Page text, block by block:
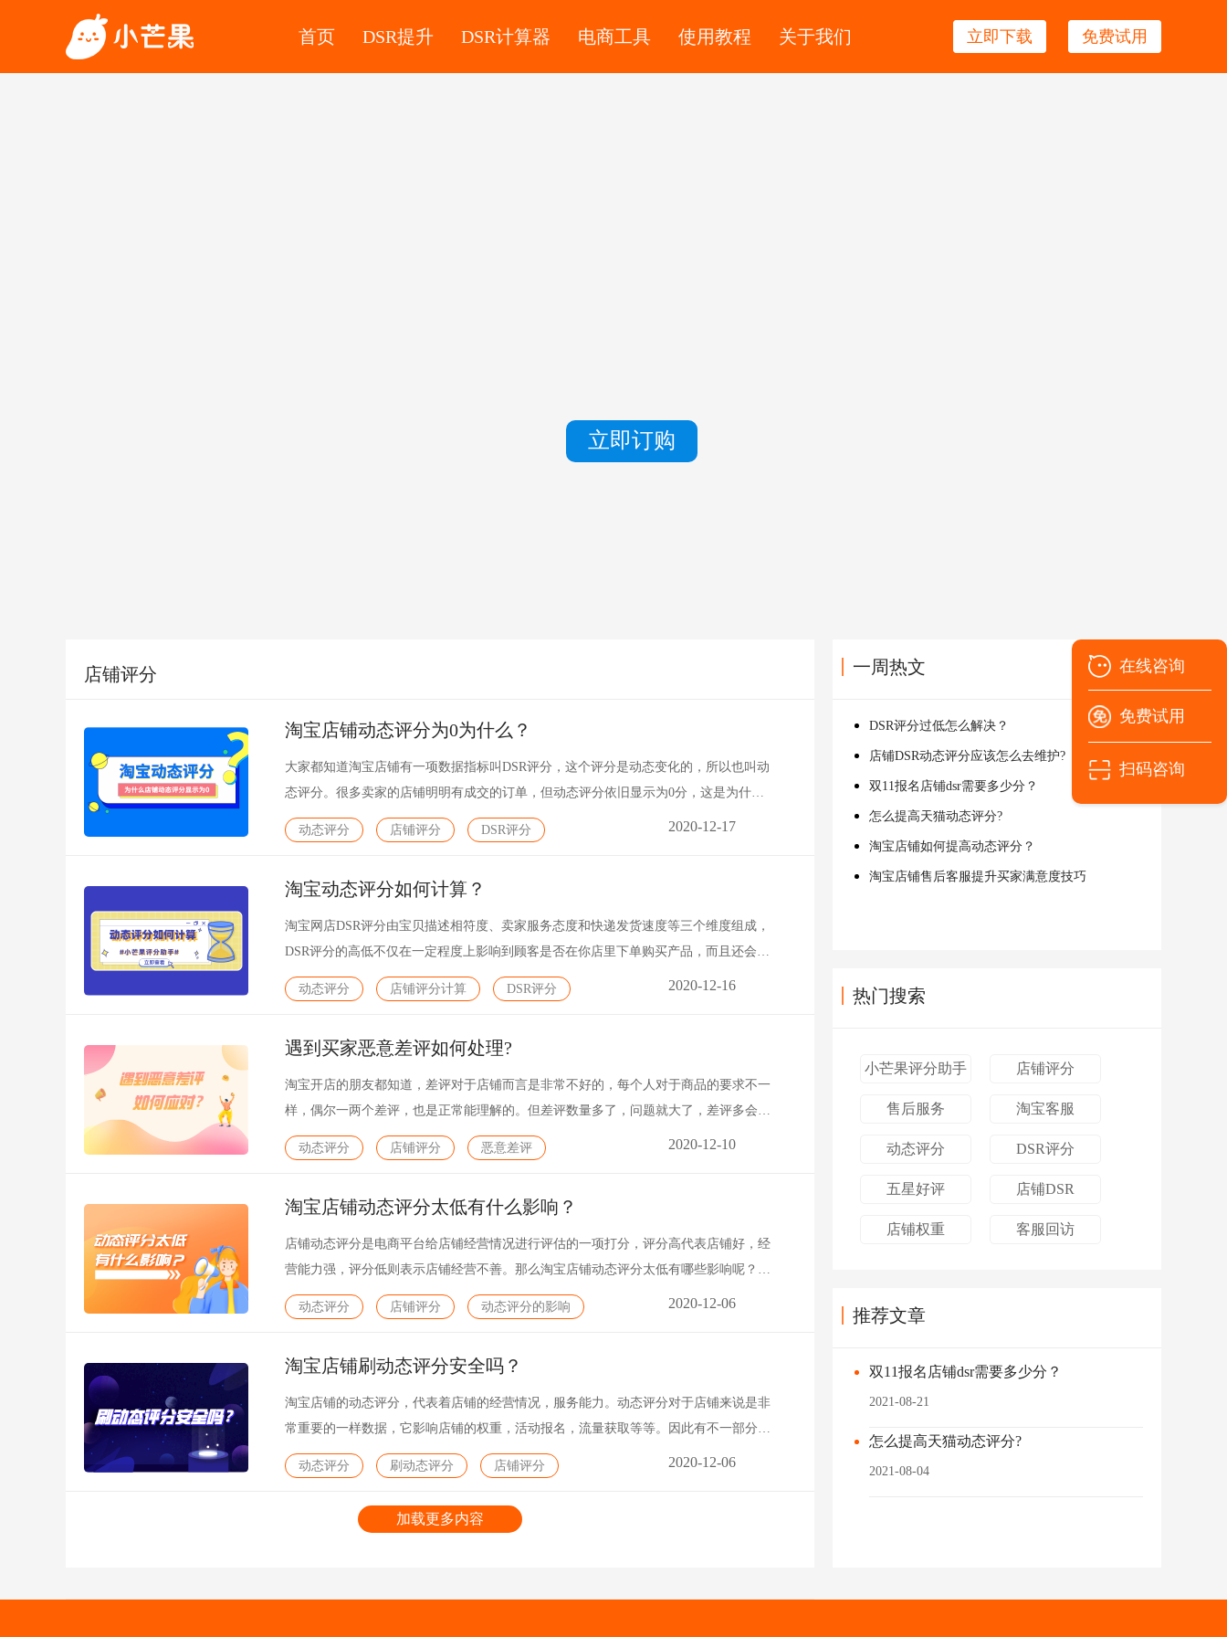
在线咨询
免费试用
扫码咨询
首页 DSR提升 DSR计算器 电商工具 使用教程 关于我们 立即下载 免费试用
立即订购
店铺评分
淘宝店铺动态评分为0为什么？
大家都知道淘宝店铺有一项数据指标叫DSR评分，这个评分是动态变化的，所以也叫动
态评分。很多卖家的店铺明明有成交的订单，但动态评分依旧显示为0分，这是为什么
呢？下面和小芒果一起来了解一下原因吧。
2020-12-17
动态评分 店铺评分 DSR评分
淘宝动态评分如何计算？
淘宝网店DSR评分由宝贝描述相符度、卖家服务态度和快递发货速度等三个维度组成，
DSR评分的高低不仅在一定程度上影响到顾客是否在你店里下单购买产品，而且还会影
响到宝贝的权重，在淘宝的搜索排名。
2020-12-16
动态评分 店铺评分计算 DSR评分
遇到买家恶意差评如何处理?
淘宝开店的朋友都知道，差评对于店铺而言是非常不好的，每个人对于商品的要求不一
样，偶尔一两个差评，也是正常能理解的。但差评数量多了，问题就大了，差评多会降
低宝贝的搜索排名，会影响买家购物决策，让买家对宝贝和店铺产生怀疑态度。那么当
我们遇到买家恶意差评该如何处理呢?
2020-12-10
动态评分 店铺评分 恶意差评
淘宝店铺动态评分太低有什么影响？
店铺动态评分是电商平台给店铺经营情况进行评估的一项打分，评分高代表店铺好，经
营能力强，评分低则表示店铺经营不善。那么淘宝店铺动态评分太低有哪些影响呢？该
如何避免店铺评分过低呢？
2020-12-06
动态评分 店铺评分 动态评分的影响
淘宝店铺刷动态评分安全吗？
淘宝店铺的动态评分，代表着店铺的经营情况，服务能力。动态评分对于店铺来说是非
常重要的一样数据，它影响店铺的权重，活动报名，流量获取等等。因此有不一部分卖
家朋友想刷店铺的动态评分，快速实现动态评分飘红，这样的做法是否安全呢?下面一
起来了解一下吧。
2020-12-06
动态评分 刷动态评分 店铺评分
加载更多内容
一周热文
DSR评分过低怎么解决？
店铺DSR动态评分应该怎么去维护?
双11报名店铺dsr需要多少分？
怎么提高天猫动态评分?
淘宝店铺如何提高动态评分？
淘宝店铺售后客服提升买家满意度技巧
热门搜索
小芒果评分助手 店铺评分
售后服务 淘宝客服
动态评分 DSR评分
五星好评 店铺DSR
店铺权重 客服回访
推荐文章
双11报名店铺dsr需要多少分？
2021-08-21
怎么提高天猫动态评分?
2021-08-04